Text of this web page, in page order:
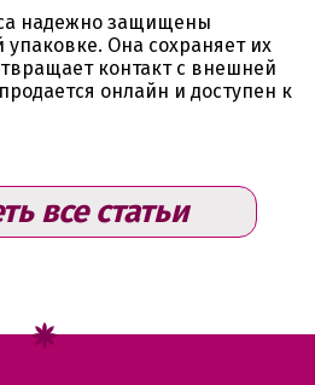
надежно защищены
упаковке. Она сохраняет их
контакт с внешней
онлайн и доступен к
все статьи